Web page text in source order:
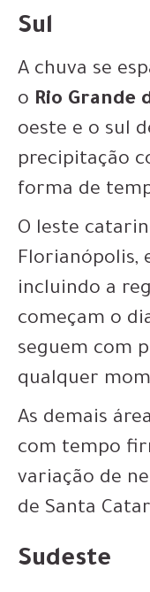
Sul
A chuva se
o Rio Grande
oeste e o sul
precipitação
forma de
O leste
Florianópolis,
incluindo a
começam o
seguem com
qualquer
As demais
com tempo
variação de
de Santa
Sudeste